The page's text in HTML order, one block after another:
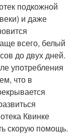
подкожной
и даже
всего, белый
до двух дней.
употребления
что в
Квинке
скорую помощь.